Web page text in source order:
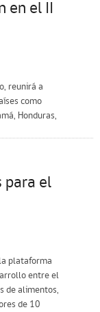
en el II
reunirá a
como
Honduras,
para el
plataforma
entre el
de alimentos,
de 10